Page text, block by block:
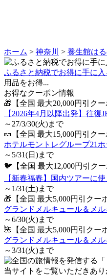
ホーム > 神奈川 > 養生館は
ふるさと納税でお得に手に
用品をお得...
お得なクーポン情報
🎁【全国 最大20,000円引ク
【2026年4月以降出発】往復
～27/3/30(火)まで
🍬【全国 最大15,000円引ク
ホテルモントレグループ21
～5/31(日)まで
🐦【全国 最大12,000円引ク
【新春福春】国内ツアーに
～1/31(土)まで
🎁【全国 最大5,000円引クー
グランドメルキュール＆メ
～6/30(火)まで
🌺【全国 最大5,000円引クー
グランドメルキュール＆メ
～3/31(火)まで
当サイトをご覧いただきあ